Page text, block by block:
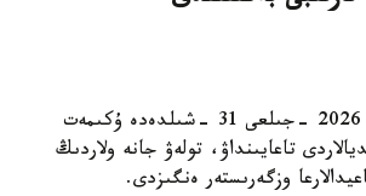
استانا. قازاقپارات - 2026 -جىلعى 31 -شىلدەدە ۇكىمەت
تاعايىنداۋ، تولەۋ جانە ولاردىڭ
وزگەرىستەر ەنگىزدى.